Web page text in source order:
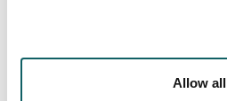
Allow all